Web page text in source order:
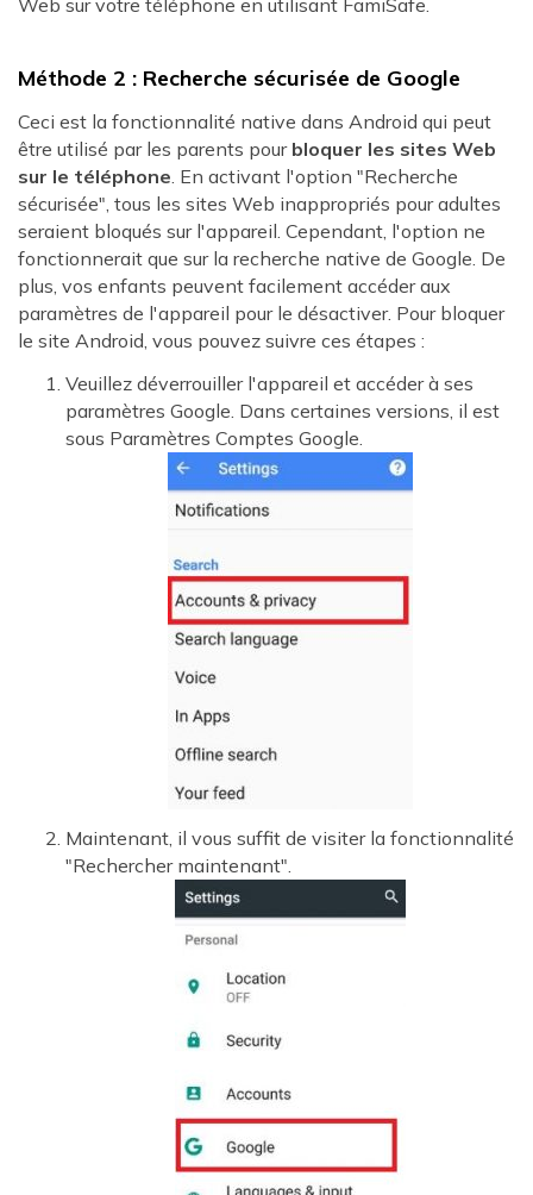
Méthode 2 : Recherche sécurisée de Google
Ceci est la fonctionnalité native dans Android qui peut
être utilisé par les parents pour bloquer les sites Web
sur le téléphone. En activant l'option "Recherche
sécurisée", tous les sites Web inappropriés pour adultes
seraient bloqués sur l'appareil. Cependant, l'option ne
fonctionnerait que sur la recherche native de Google. De
plus, vos enfants peuvent facilement accéder aux
paramètres de l'appareil pour le désactiver. Pour bloquer
le site Android, vous pouvez suivre ces étapes :
Veuillez déverrouiller l'appareil et accéder à ses
paramètres Google. Dans certaines versions, il est
sous Paramètres Comptes Google.
Maintenant, il vous suffit de visiter la fonctionnalité
"Rechercher maintenant".